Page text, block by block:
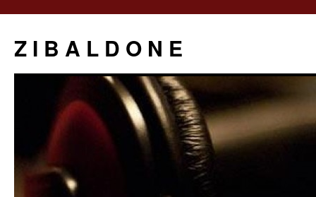
Z I B A L D O N E